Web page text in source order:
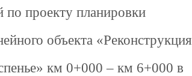
проекту планировки
объекта «Реконструкция
км 0+000 – км 6+000 в